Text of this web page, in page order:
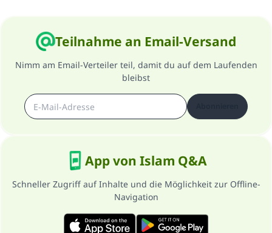
Teilnahme an Email-Versand
Nimm am Email-Verteiler teil, damit du auf dem Laufenden
bleibst
App von Islam Q&A
Schneller Zugriff auf Inhalte und die Möglichkeit zur Offline-
Navigation